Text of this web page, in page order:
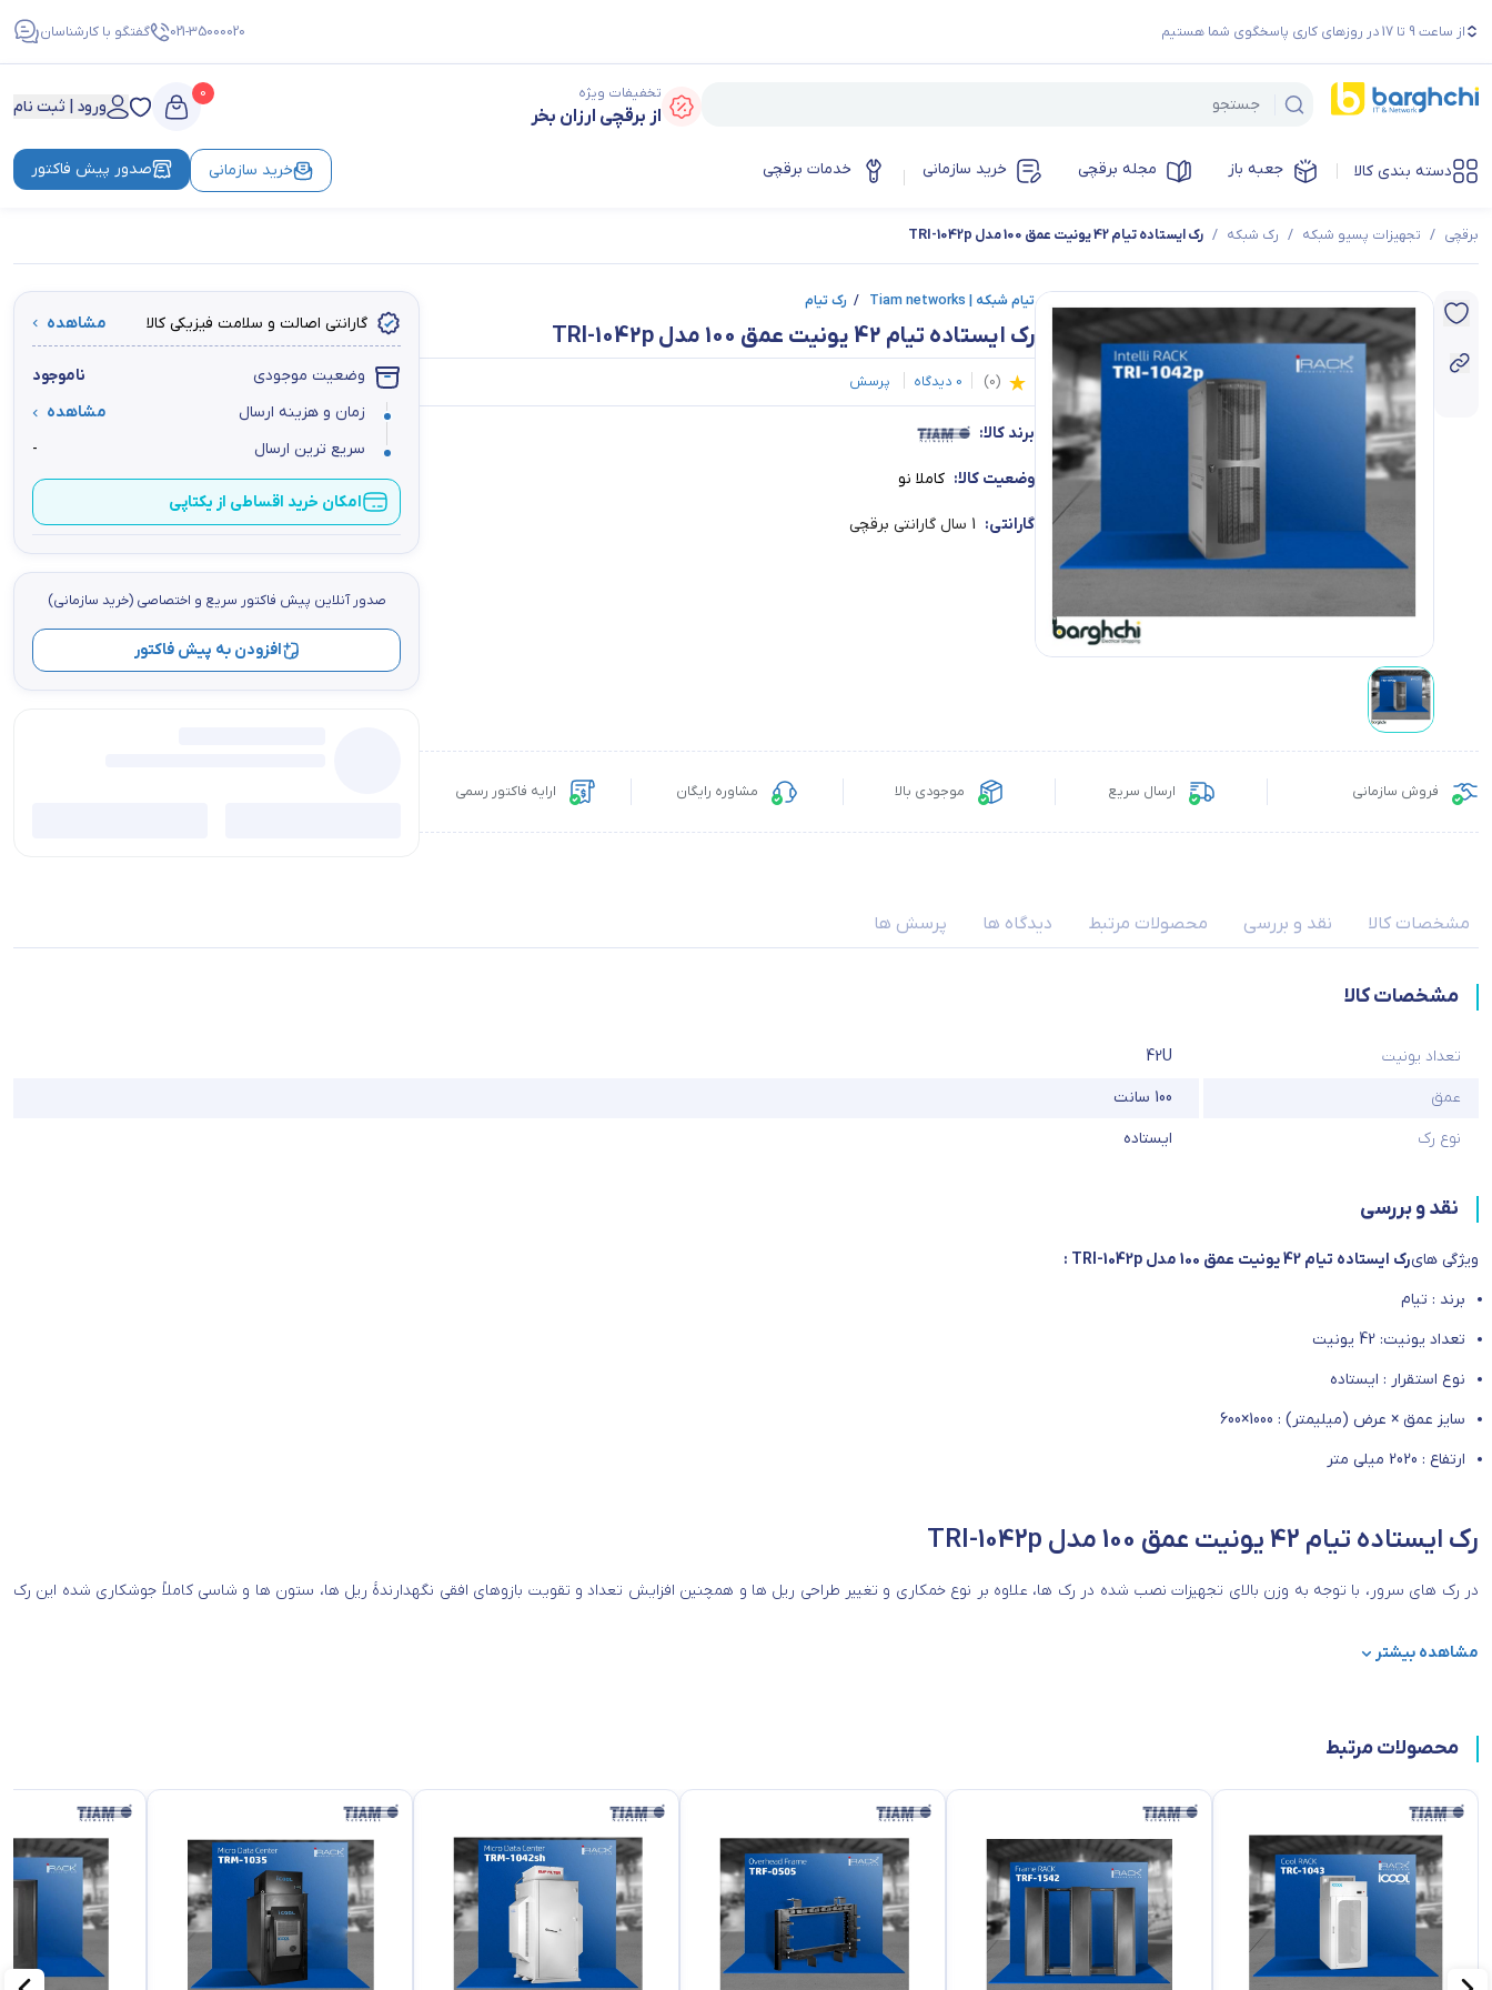
از ساعت 9 تا 17 در روزهای کاری پاسخگوی شما هستیم 021-35000020 گفتگو با کارشناسان
تخفیفات ویژه
از برقچی ارزان بخر
0
ورود | ثبت نام
دسته بندی کالا جعبه باز مجله برقچی خرید سازمانی خدمات برقچی خرید سازمانی صدور پیش فاکتور
برقچی / تجهیزات پسیو شبکه / رک شبکه / رک ایستاده تیام 42 یونیت عمق 100 مدل TRI-1042p
تیام شبکه | Tiam networks / رک تیام
رک ایستاده تیام 42 یونیت عمق 100 مدل TRI-1042p
(
0
)
0 دیدگاه پرسش
برند کالا:
وضعیت کالا: کاملا نو
گارانتی: 1 سال گارانتی برقچی
فروش سازمانی ارسال سریع موجودی بالا مشاوره رایگان ارایه فاکتور رسمی
گارانتی اصالت و سلامت فیزیکی کالا مشاهده
وضعیت موجودی
ناموجود
زمان و هزینه ارسال
مشاهده
سریع ترین ارسال
-
امکان خرید اقساطی از یکتاپی
صدور آنلاین پيش فاكتور سریع و اختصاصي (خرید سازمانی)
افزودن به پیش فاکتور
مشخصات کالا نقد و بررسی محصولات مرتبط دیدگاه ها پرسش ها
مشخصات کالا
تعداد یونیت
42U
عمق
100 سانت
نوع رک
ایستاده
نقد و بررسی
ویژگی هایرک ایستاده تیام 42 یونیت عمق 100 مدل TRI-1042p :
برند : تیام
تعداد یونیت: 42 یونیت
نوع استقرار : ایستاده
سایز عمق × عرض (میلیمتر) : 1000×600
ارتفاع : 2020 میلی متر
رک ایستاده تیام 42 یونیت عمق 100 مدل TRI-1042p
در رک های سرور، با توجه به وزن بالای تجهیزات نصب شده در رک ها، علاوه بر نوع خمکاری و تغییر طراحی ریل ها و همچنین افزایش تعداد و تقویت بازوهای افقی نگهدارندۀ ریل ها، ستون ها و شاسی کاملاً جوشکاری شده این رک
توان برق مصرفی این تجهیزات، از انواع سیستم های سرمایشی و درهای مجهز بـه سیستم تهـویه از جملهFan Door ،Perforated Door و Exhausted Door استفاده شود.
همچنین با توجه به حساسیت تجهیزات نصب شده در رک های سرور و لزوم کنـترل دقیق شرایط محیطی، سیستم هوشمند کنترل دسترسی و کنـترل شرایط محیطی در برخی از انواع این رک ها تعبیه شده است.
مشاهده بیشتر
محصولات مرتبط